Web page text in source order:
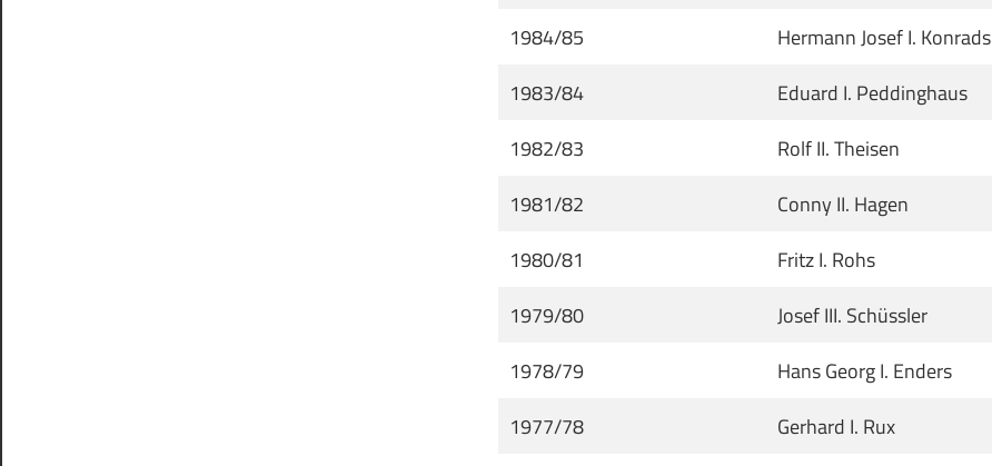
1984/85
Hermann Josef I. Konrads
1983/84
Eduard I. Peddinghaus
1982/83
Rolf II. Theisen
1981/82
Conny II. Hagen
1980/81
Fritz I. Rohs
1979/80
Josef III. Schüssler
1978/79
Hans Georg I. Enders
1977/78
Gerhard I. Rux